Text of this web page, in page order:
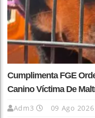
Cumplimenta FGE
Canino Víctima De
Adm3 09 Ago 2026